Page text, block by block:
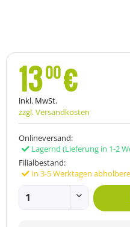
1300€
inkl. MwSt.
zzgl. Versandkosten
Onlineversand:
Lagernd (Lieferung in 1-2
Filialbestand:
In 3-5 Werktagen